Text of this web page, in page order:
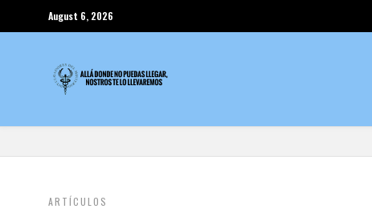
August 6, 2026
ARTÍCULOS